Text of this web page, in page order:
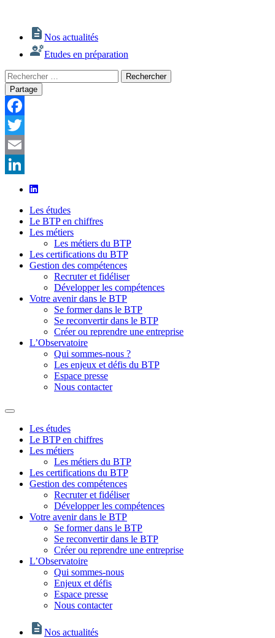
Nos actualités
Etudes en préparation
Rechercher
:
Rechercher
Partage
Facebook
Twitter
Email
LinkedIn
Les études
Le BTP en chiffres
Les métiers
Les métiers du BTP
Les certifications du BTP
Gestion des compétences
Recruter et fidéliser
Développer les compétences
Votre avenir dans le BTP
Se former dans le BTP
Se reconvertir dans le BTP
Créer ou reprendre une entreprise
L’Observatoire
Qui sommes-nous ?
Les enjeux et défis du BTP
Espace presse
Nous contacter
Les études
Le BTP en chiffres
Les métiers
Les métiers du BTP
Les certifications du BTP
Gestion des compétences
Recruter et fidéliser
Développer les compétences
Votre avenir dans le BTP
Se former dans le BTP
Se reconvertir dans le BTP
Créer ou reprendre une entreprise
L’Observatoire
Qui sommes-nous
Enjeux et défis
Espace presse
Nous contacter
Nos actualités